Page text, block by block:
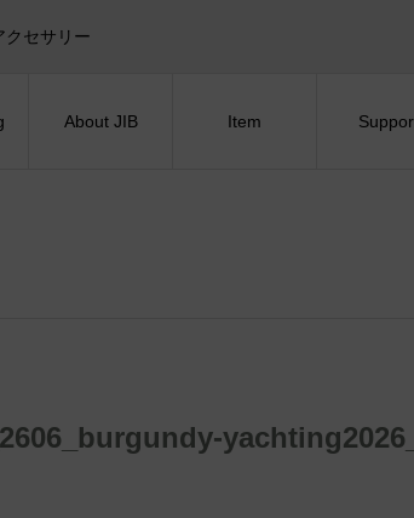
クセサリー
About JIB Item